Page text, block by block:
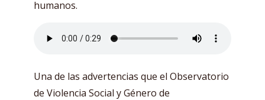
humanos.
Una de las advertencias que el Observatorio
de Violencia Social y Género de